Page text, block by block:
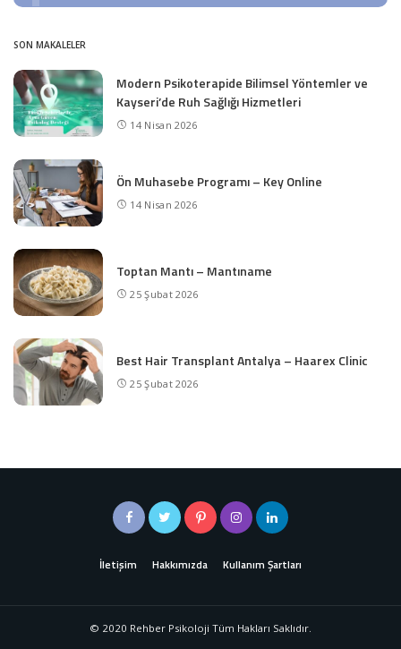
SON MAKALELER
Modern Psikoterapide Bilimsel Yöntemler ve
Kayseri’de Ruh Sağlığı Hizmetleri
14 Nisan 2026
Ön Muhasebe Programı – Key Online
14 Nisan 2026
Toptan Mantı – Mantıname
25 Şubat 2026
Best Hair Transplant Antalya – Haarex Clinic
25 Şubat 2026
İletişim Hakkımızda Kullanım Şartları
© 2020 Rehber Psikoloji Tüm Hakları Saklıdır.